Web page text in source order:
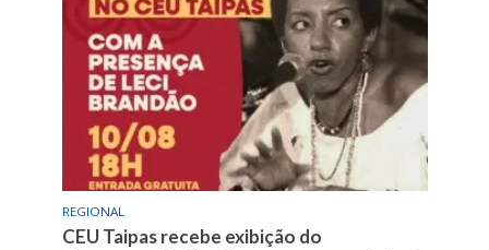
REGIONAL
CEU Taipas recebe exibição do